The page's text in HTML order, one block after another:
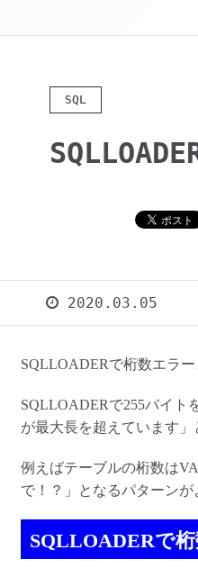
SQL
2020.03.05
SQLLOADERで桁数エラ
SQLLOADERで255バイト
が最大長を超えています」
例えばテーブルの桁数は
で！？」となるパターンが
SQLLOADERで